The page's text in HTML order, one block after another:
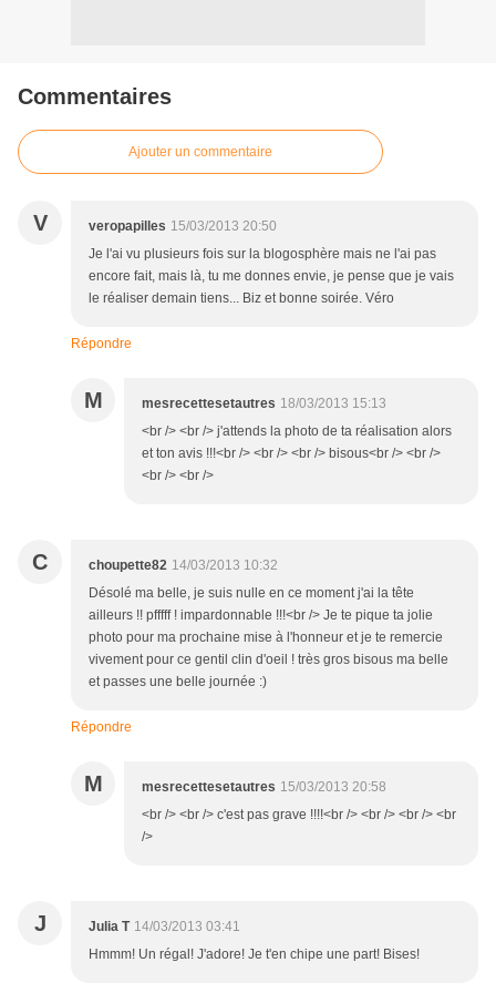
Commentaires
Ajouter un commentaire
V veropapilles 15/03/2013 20:50
Je l'ai vu plusieurs fois sur la blogosphère mais ne l'ai pas
encore fait, mais là, tu me donnes envie, je pense que je vais
le réaliser demain tiens... Biz et bonne soirée. Véro
Répondre
M mesrecettesetautres 18/03/2013 15:13
<br /> <br /> j'attends la photo de ta réalisation alors
et ton avis !!!<br /> <br /> <br /> bisous<br /> <br />
<br /> <br />
C choupette82 14/03/2013 10:32
Désolé ma belle, je suis nulle en ce moment j'ai la tête
ailleurs !! pfffff ! impardonnable !!!<br /> Je te pique ta jolie
photo pour ma prochaine mise à l'honneur et je te remercie
vivement pour ce gentil clin d'oeil ! très gros bisous ma belle
et passes une belle journée :)
Répondre
M mesrecettesetautres 15/03/2013 20:58
<br /> <br /> c'est pas grave !!!!<br /> <br /> <br /> <br
/>
J Julia T 14/03/2013 03:41
Hmmm! Un régal! J'adore! Je t'en chipe une part! Bises!